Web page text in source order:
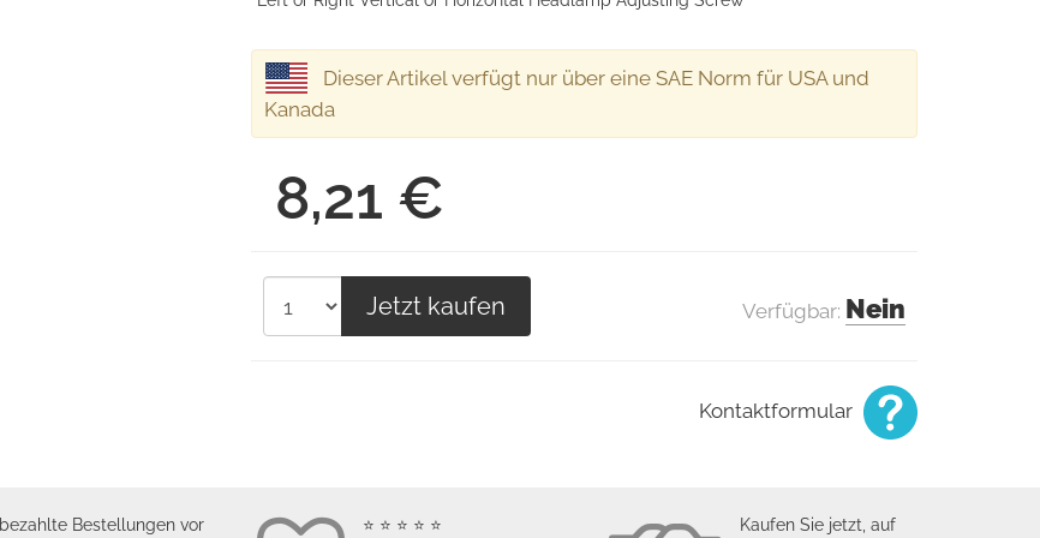
Dieser Artikel verfügt nur über eine SAE Norm für USA und
Kanada
8,21 €
Jetzt kaufen Verfügbar: Nein
Kontaktformular
bezahlte Bestellungen vor ⭐ ⭐ ⭐ ⭐ ⭐ Kaufen Sie jetzt, auf